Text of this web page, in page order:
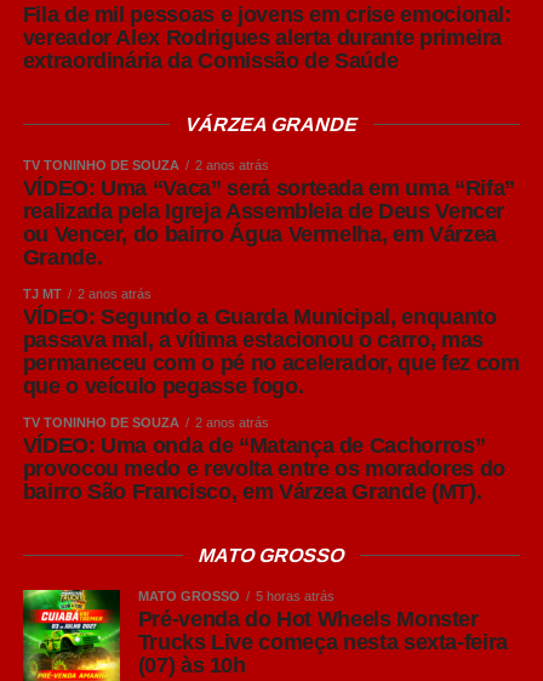
Leia Também: Desafios para o
a Meta passou a repassar diretamente aos anunciantes
tributos que antes eram absorvidos pela plataforma,
aumentando em aproximadamente 12,15% o custo
efetivo das campanhas. Ou seja, a mídia digital já
começou 2026 mais cara. Quando a publicidade eleitoral
entrar em peso no leilão, esse aumento estrutural tende a
se somar à pressão natural provocada pela disputa por
atenção.
Outro ponto que merece reflexão é a polarização. Não
pretendo discutir esquerda, direita ou qualquer
posicionamento ideológico. O alerta é outro. Em anos
passionais. Antes de transformar a marca em um
o impacto comercial dessa decisão. Empresas existem
para construir relacionamentos duradouros com clientes
de diferentes perfis. Em muitos mercados, preservar esse
Fila de mil pessoas e jovens em crise emocional:
vereador Alex Rodrigues alerta durante primeira
extraordinária da Comissão de Saúde
VÁRZEA GRANDE
TV TONINHO DE SOUZA 2 anos atrás
VÍDEO: Uma “Vaca” será sorteada em uma “Rifa”
realizada pela Igreja Assembleia de Deus Vencer
ou Vencer, do bairro Água Vermelha, em Várzea
Grande.
TJ MT 2 anos atrás
VÍDEO: Segundo a Guarda Municipal, enquanto
passava mal, a vítima estacionou o carro, mas
permaneceu com o pé no acelerador, que fez com
que o veículo pegasse fogo.
TV TONINHO DE SOUZA 2 anos atrás
VÍDEO: Uma onda de “Matança de Cachorros”
provocou medo e revolta entre os moradores do
bairro São Francisco, em Várzea Grande (MT).
MATO GROSSO
MATO GROSSO 5 horas atrás
Pré-venda do Hot Wheels Monster
Trucks Live começa nesta sexta-feira
(07) às 10h